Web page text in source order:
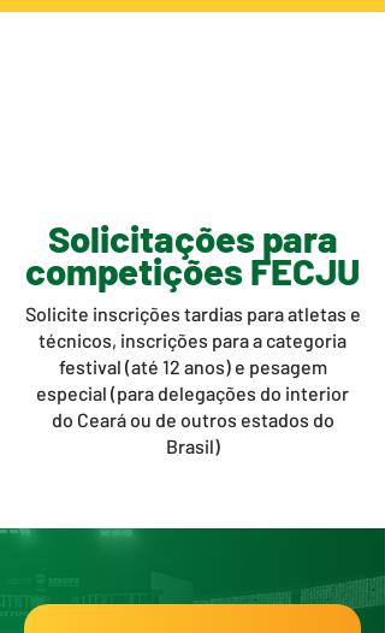
Solicitações para
competições FECJU
Solicite inscrições tardias para atletas e
técnicos, inscrições para a categoria
festival (até 12 anos) e pesagem
especial (para delegações do interior
do Ceará ou de outros estados do
Brasil)